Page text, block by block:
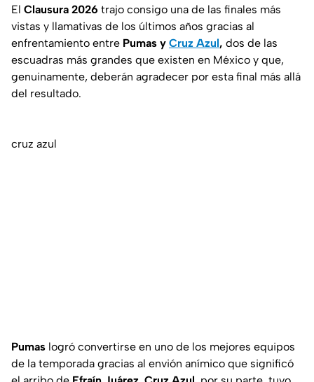
El Clausura 2026 trajo consigo una de las finales más
vistas y llamativas de los últimos años gracias al
enfrentamiento entre Pumas y Cruz Azul, dos de las
escuadras más grandes que existen en México y que,
genuinamente, deberán agradecer por esta final más allá
del resultado.
cruz azul
Pumas logró convertirse en uno de los mejores equipos
de la temporada gracias al envión anímico que significó